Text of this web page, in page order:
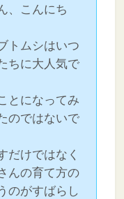
、こんにち
トムシはいつ
ちに大人気で
とになってみ
のではないで
だけではなく
んの育て方の
のがすばらし